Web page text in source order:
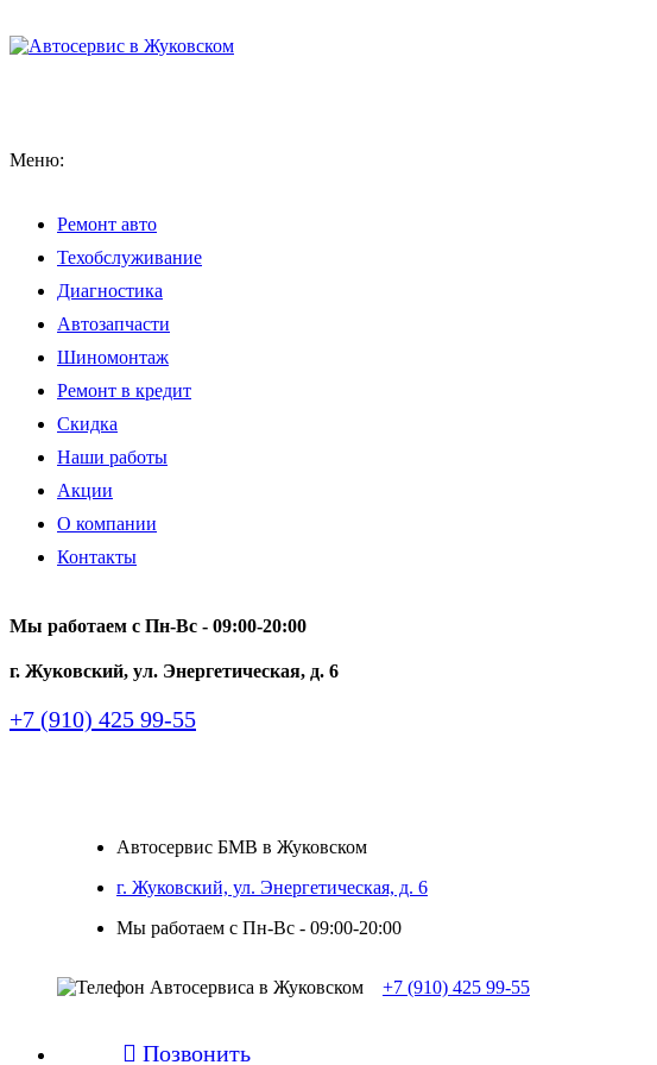
Меню:
Ремонт авто
Техобслуживание
Диагностика
Автозапчасти
Шиномонтаж
Ремонт в кредит
Скидка
Наши работы
Акции
О компании
Контакты
Мы работаем с Пн-Вc - 09:00-20:00
г. Жуковский, ул. Энергетическая, д. 6
+7 (910) 425 99-55
Автосервис БМВ в Жуковском
г. Жуковский, ул. Энергетическая, д. 6
Мы работаем с Пн-Вc - 09:00-20:00
+7 (910) 425 99-55
 Позвонить